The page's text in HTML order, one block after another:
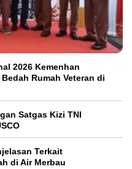
2026 Kemenhan
Rumah Veteran di
Satgas Kizi TNI
Terkait
di Air Merbau